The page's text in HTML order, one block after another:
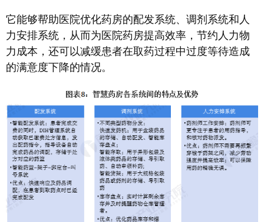
它能够帮助医院优化药房的配发系统、调剂系统和人
力安排系统，从而为医院药房提高效率，节约人力物
力成本，还可以减缓患者在取药过程中过度等待造成
的满意度下降的情况。